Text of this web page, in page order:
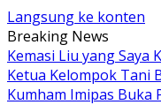
Langsung ke konten
Breaking News
Kemasi Liu yang Saya
Ketua Kelompok Tani
Kumham Imipas Buka